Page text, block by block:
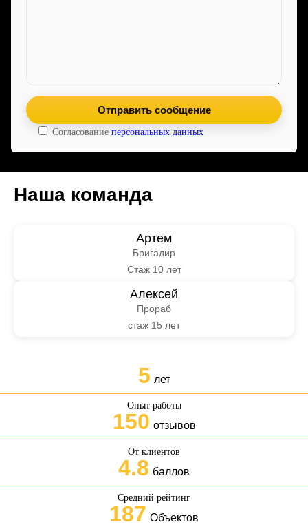
Согласование персональных данных
Наша команда
Артем
Бригадир
Стаж 10 лет
Алексей
Прораб
стаж 15 лет
5 лет
Опыт работы
150 отзывов
От клиентов
4.8 баллов
Средний рейтинг
187 Объектов